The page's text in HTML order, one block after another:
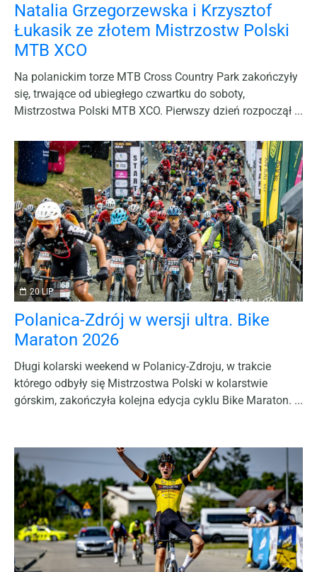
Natalia Grzegorzewska i Krzysztof
Łukasik ze złotem Mistrzostw Polski
MTB XCO
Na polanickim torze MTB Cross Country Park zakończyły
się, trwające od ubiegłego czwartku do soboty,
Mistrzostwa Polski MTB XCO. Pierwszy dzień rozpoczął ...
20 LIP
Polanica-Zdrój w wersji ultra. Bike
Maraton 2026
Długi kolarski weekend w Polanicy-Zdroju, w trakcie
którego odbyły się Mistrzostwa Polski w kolarstwie
górskim, zakończyła kolejna edycja cyklu Bike Maraton. ...